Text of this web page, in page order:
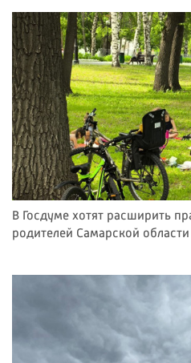
В Госдуме хотят расширить
родителей Самарской области